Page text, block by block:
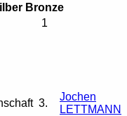
Bronze
1
3.
Jochen
LETTMANN